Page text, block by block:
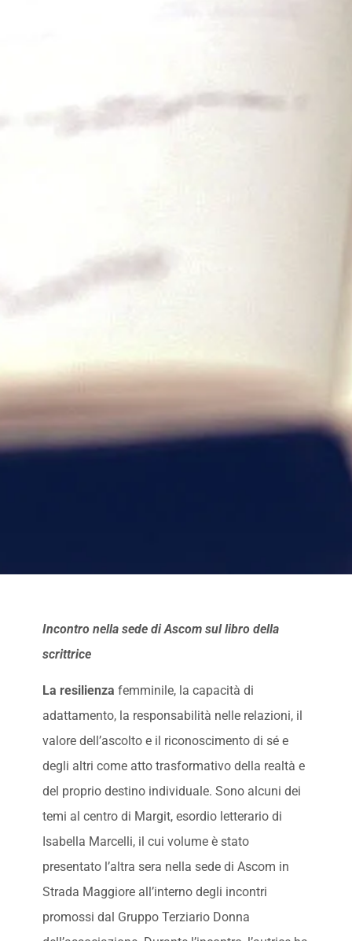
Incontro nella sede di Ascom sul libro della
scrittrice
La resilienza femminile, la capacità di
adattamento, la responsabilità nelle relazioni, il
valore dell’ascolto e il riconoscimento di sé e
degli altri come atto trasformativo della realtà e
del proprio destino individuale. Sono alcuni dei
temi al centro di Margit, esordio letterario di
Isabella Marcelli, il cui volume è stato
presentato l’altra sera nella sede di Ascom in
Strada Maggiore all’interno degli incontri
promossi dal Gruppo Terziario Donna